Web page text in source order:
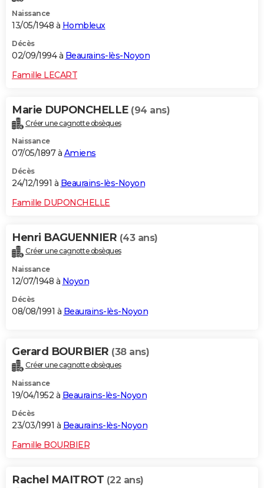
Naissance
13/05/1948 à Hombleux
Décès
02/09/1994 à Beaurains-lès-Noyon
Famille LECART
Marie DUPONCHELLE (94 ans)
Créer une cagnotte obsèques
Naissance
07/05/1897 à Amiens
Décès
24/12/1991 à Beaurains-lès-Noyon
Famille DUPONCHELLE
Henri BAGUENNIER (43 ans)
Créer une cagnotte obsèques
Naissance
12/07/1948 à Noyon
Décès
08/08/1991 à Beaurains-lès-Noyon
Gerard BOURBIER (38 ans)
Créer une cagnotte obsèques
Naissance
19/04/1952 à Beaurains-lès-Noyon
Décès
23/03/1991 à Beaurains-lès-Noyon
Famille BOURBIER
Rachel MAITROT (22 ans)